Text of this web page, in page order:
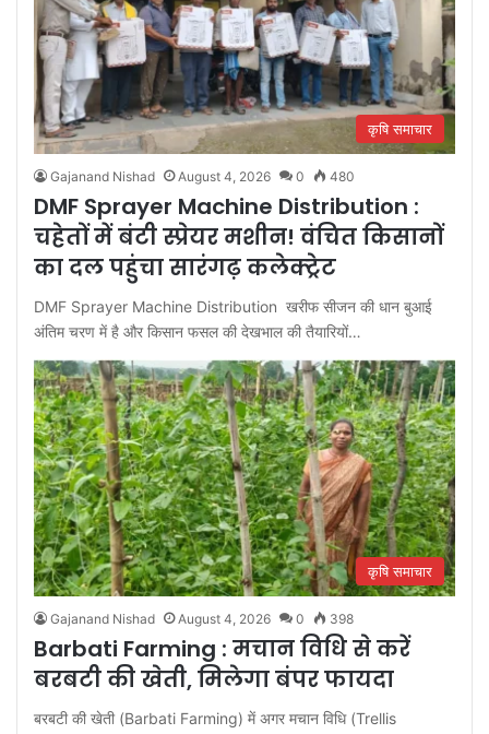
कृषि समाचार
Gajanand Nishad August 4, 2026 0 480
DMF Sprayer Machine Distribution :
चहेतों में बंटी स्प्रेयर मशीन! वंचित किसानों
का दल पहुंचा सारंगढ़ कलेक्ट्रेट
DMF Sprayer Machine Distribution खरीफ सीजन की धान बुआई
अंतिम चरण में है और किसान फसल की देखभाल की तैयारियों…
कृषि समाचार
Gajanand Nishad August 4, 2026 0 398
Barbati Farming : मचान विधि से करें
बरबटी की खेती, मिलेगा बंपर फायदा
बरबटी की खेती (Barbati Farming) में अगर मचान विधि (Trellis